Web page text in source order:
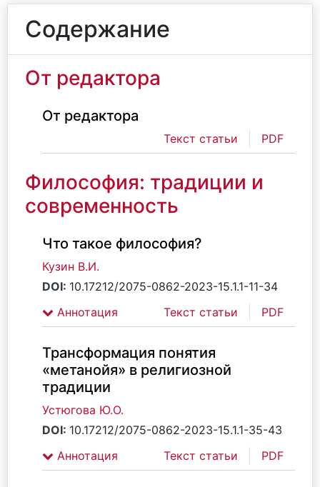
Содержание
От редактора
От редактора
Текст статьи PDF
Философия: традиции и
современность
Что такое философия?
Кузин В.И.
DOI: 10.17212/2075-0862-2023-15.1.1-11-34
Аннотация
Текст статьи PDF
Трансформация понятия
«метанойя» в религиозной
традиции
Устюгова Ю.О.
DOI: 10.17212/2075-0862-2023-15.1.1-35-43
Аннотация
Текст статьи PDF